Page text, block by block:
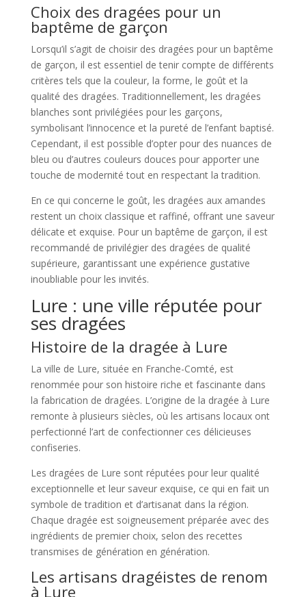
Choix des dragées pour un
baptême de garçon
Lorsqu’il s’agit de choisir des dragées pour un baptême
de garçon, il est essentiel de tenir compte de différents
critères tels que la couleur, la forme, le goût et la
qualité des dragées. Traditionnellement, les dragées
blanches sont privilégiées pour les garçons,
symbolisant l’innocence et la pureté de l’enfant baptisé.
Cependant, il est possible d’opter pour des nuances de
bleu ou d’autres couleurs douces pour apporter une
touche de modernité tout en respectant la tradition.
En ce qui concerne le goût, les dragées aux amandes
restent un choix classique et raffiné, offrant une saveur
délicate et exquise. Pour un baptême de garçon, il est
recommandé de privilégier des dragées de qualité
supérieure, garantissant une expérience gustative
inoubliable pour les invités.
Lure : une ville réputée pour
ses dragées
Histoire de la dragée à Lure
La ville de Lure, située en Franche-Comté, est
renommée pour son histoire riche et fascinante dans
la fabrication de dragées. L’origine de la dragée à Lure
remonte à plusieurs siècles, où les artisans locaux ont
perfectionné l’art de confectionner ces délicieuses
confiseries.
Les dragées de Lure sont réputées pour leur qualité
exceptionnelle et leur saveur exquise, ce qui en fait un
symbole de tradition et d’artisanat dans la région.
Chaque dragée est soigneusement préparée avec des
ingrédients de premier choix, selon des recettes
transmises de génération en génération.
Les artisans dragéistes de renom
à Lure